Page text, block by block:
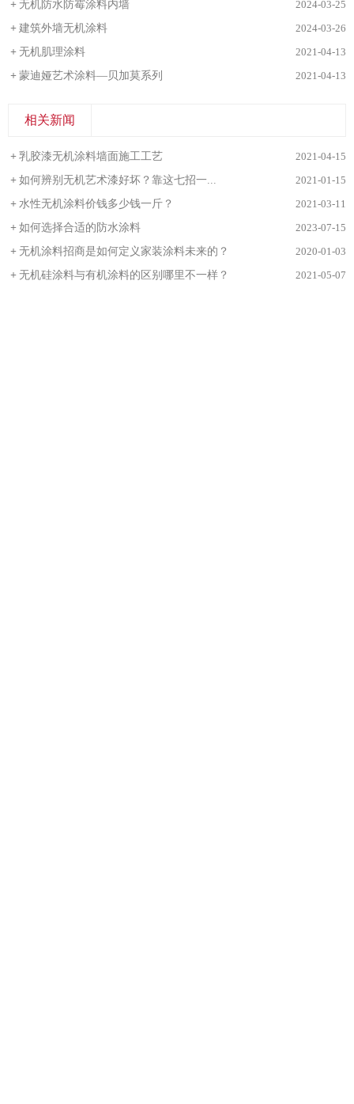
+ 无机防水防霉涂料内墙
2024-03-25
+ 建筑外墙无机涂料
2024-03-26
+ 无机肌理涂料
2021-04-13
+ 蒙迪娅艺术涂料—贝加莫系列 2021-04-13
相关新闻
+ 乳胶漆无机涂料墙面施工工艺
2021-04-15
+ 如何辨别无机艺术漆好坏？靠这七招一...
2021-01-15
+ 水性无机涂料价钱多少钱一斤？
2021-03-11
+ ​如何选择合适的防水涂料
2023-07-15
+ 无机涂料招商是如何定义家装涂料未来的？
2020-01-03
+ 无机硅涂料与有机涂料的区别哪里不一样？ 2021-05-07